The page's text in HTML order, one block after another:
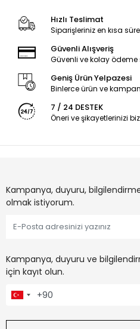
Hızlı Teslimat
Siparişleriniz en kısa
Güvenli Alışveriş
Güvenli ve kolay ödeme
Geniş Ürün Yelpazesi
Binlerce ürün ve
7 / 24 DESTEK
Öneri ve şikayetlerinizi
Kampanya, duyuru,
olmak istiyorum.
Kampanya, duyuru ve
için kayıt olun.